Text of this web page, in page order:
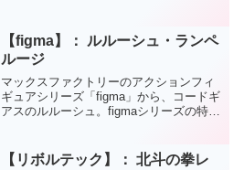
【figma】： ルルーシュ・ランペ
ルージ
マックスファクトリーのアクションフィ
ギュアシリーズ「figma」から、コードギ
アスのルルーシュ。figmaシリーズの特筆
品（？）のフロイラインリボルテックは
【リボルテック】： 北斗の拳レ